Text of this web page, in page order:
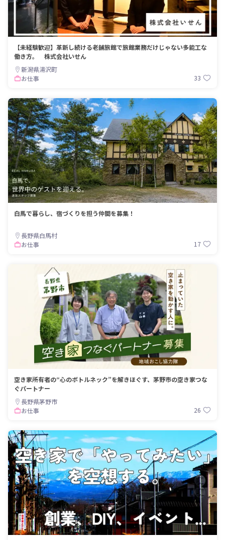
【未経験歓迎】革新し続ける老舗旅館で旅館業務だけじゃない多能工な
働き方。 株式会社いせん
新潟県湯沢町
お仕事
33
白馬で暮らし、宿づくりを担う仲間を募集！
長野県白馬村
お仕事
17
空き家所有者の“心のボトルネック”を解きほぐす、茅野市の空き家つな
ぐパートナー
長野県茅野市
お仕事
26